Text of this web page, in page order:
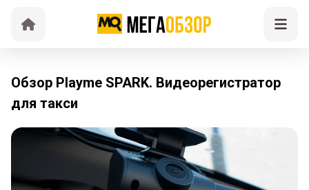
Обзор Playme SPARK. Видеорегистратор
для такси